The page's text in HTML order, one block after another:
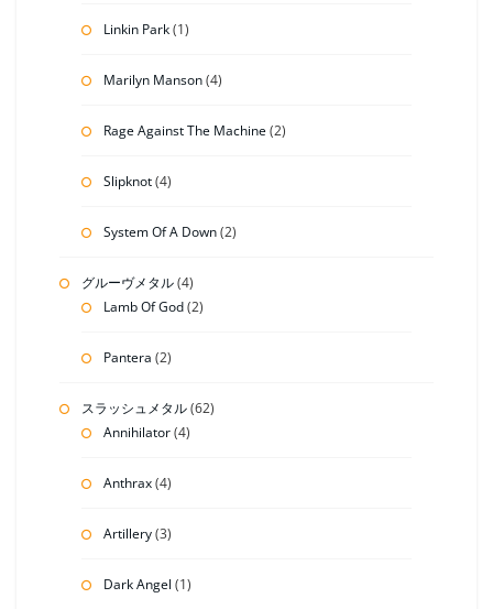
Linkin Park(1)
Marilyn Manson(4)
Rage Against The Machine(2)
Slipknot(4)
System Of A Down(2)
グルーヴメタル(4)
Lamb Of God(2)
Pantera (2)
スラッシュメタル(62)
Annihilator(4)
Anthrax(4)
Artillery(3)
Dark Angel (1)